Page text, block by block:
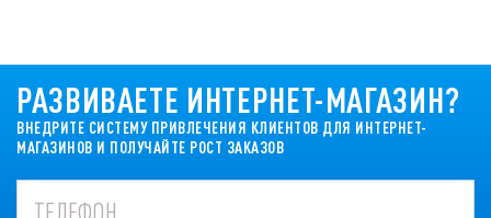
РАЗВИВАЕТЕ ИНТЕРНЕТ-МАГАЗИН?
ВНЕДРИТЕ СИСТЕМУ ПРИВЛЕЧЕНИЯ КЛИЕНТОВ ДЛЯ ИНТЕРНЕТ-
МАГАЗИНОВ И ПОЛУЧАЙТЕ РОСТ ЗАКАЗОВ